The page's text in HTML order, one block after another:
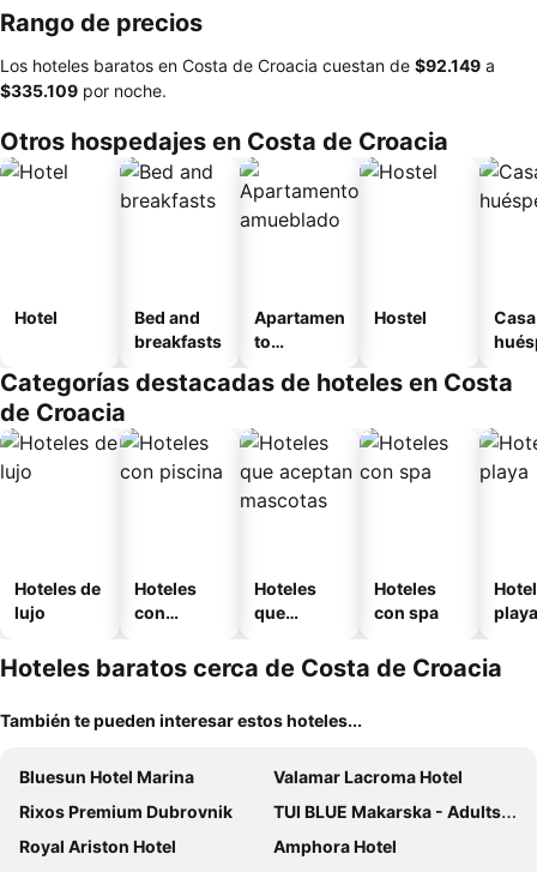
Rango de precios
Los hoteles baratos en Costa de Croacia cuestan de ‎$92.149 a
‎$335.109 por noche.
Otros hospedajes en Costa de Croacia
Hotel
Bed and
breakfasts
Apartamen
to
o
Hostel
Categorías destacadas de hoteles en Costa
de Croacia
Hoteles de
lujo
Hoteles
con
Hoteles
que
mascotas
Hoteles
con spa
playa
Hoteles baratos cerca de Costa de Croacia
También te pueden interesar estos hoteles...
Bluesun Hotel Marina
Valamar Lacroma Hotel
Rixos Premium Dubrovnik
TUI BLUE Makarska - Adults Only
Royal Ariston Hotel
Amphora Hotel